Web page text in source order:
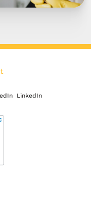
LinkedIn